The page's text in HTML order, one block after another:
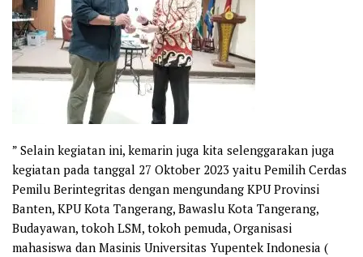
” Selain kegiatan ini, kemarin juga kita selenggarakan juga
kegiatan pada tanggal 27 Oktober 2023 yaitu Pemilih Cerdas
Pemilu Berintegritas dengan mengundang KPU Provinsi
Banten, KPU Kota Tangerang, Bawaslu Kota Tangerang,
Budayawan, tokoh LSM, tokoh pemuda, Organisasi
mahasiswa dan Masinis Universitas Yupentek Indonesia (